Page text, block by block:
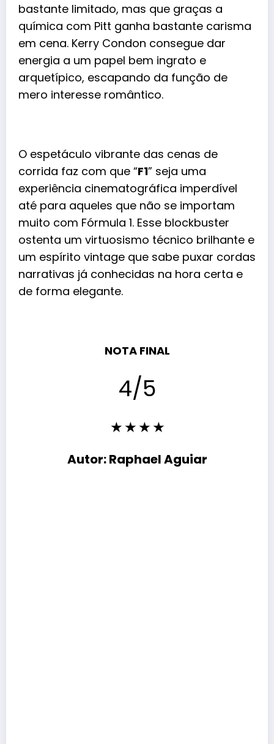
bastante limitado, mas que graças a
química com Pitt ganha bastante carisma
em cena. Kerry Condon consegue dar
energia a um papel bem ingrato e
arquetípico, escapando da função de
mero interesse romântico.
O espetáculo vibrante das cenas de
corrida faz com que “F1” seja uma
experiência cinematográfica imperdível
até para aqueles que não se importam
muito com Fórmula 1. Esse blockbuster
ostenta um virtuosismo técnico brilhante e
um espírito vintage que sabe puxar cordas
narrativas já conhecidas na hora certa e
de forma elegante.
NOTA FINAL
4/5
★★★★
Autor:Raphael Aguiar